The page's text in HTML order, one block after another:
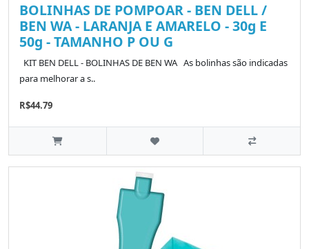
BOLINHAS DE POMPOAR - BEN DELL /
BEN WA - LARANJA E AMARELO - 30g E
50g - TAMANHO P OU G
KIT BEN DELL - BOLINHAS DE BEN WA As bolinhas são indicadas
para melhorar a s..
R$44.79